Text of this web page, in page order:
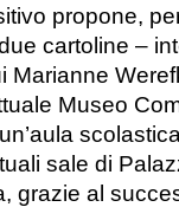
propone,
cartoline –
Marianne
Museo
sale di
grazie al